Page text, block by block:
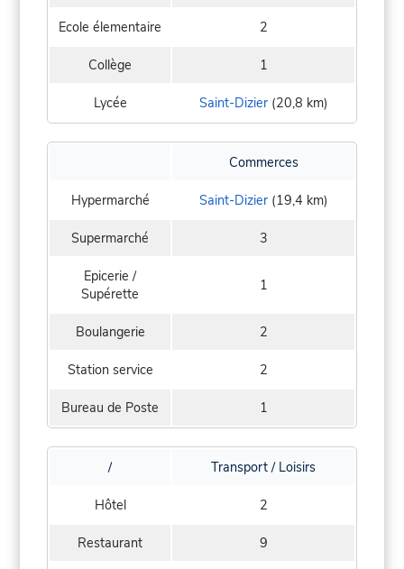
Ecole élementaire 2
Collège 1
Lycée Saint-Dizier(20,8 km)
Commerces
Hypermarché Saint-Dizier(19,4 km)
Supermarché 3
Epicerie /
Supérette
1
Boulangerie 2
Station service 2
Bureau de Poste 1
/ Transport / Loisirs
Hôtel 2
Restaurant 9